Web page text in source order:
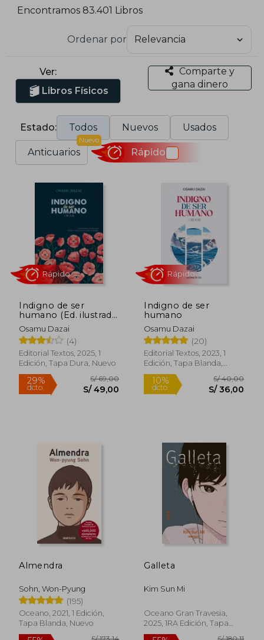
Encontramos 83.401 Libros
Ordenar por
Ver:
Libros Físicos
Comparte y
gana dinero
Estado: Todos Nuevos Usados
Anticuarios
Nuevo
Rápido
Indigno de ser
humano (Ed. ilustrada,
incluye póster)
Osamu Dazai
(4)
Editorial Textos, 2025, 1
Edición, Tapa Dura, Nuevo
29%
Rápido
Indigno de ser
humano
Osamu Dazai
(20)
Editorial Textos, 2023, 1
Edición, Tapa Blanda,
Nuevo
10%
dcto.
Rápido
Almendra
Sohn, Won-Pyung
(195)
Oceano, 2021, 1 Edición,
Tapa Blanda, Nuevo
Galleta
Kim Sun Mi
Oceano Gran Travesia,
2025, 1RA Edición, Tapa
Blanda, Nuevo